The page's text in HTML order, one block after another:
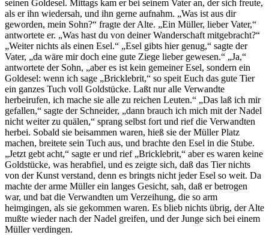
seinen Goldesel. Mittags kam er bei seinem Vater an, der sich freute,
als er ihn wiedersah, und ihn gerne aufnahm. „Was ist aus dir
geworden, mein Sohn?“ fragte der Alte. „Ein Müller, lieber Vater,“
antwortete er. „Was hast du von deiner Wanderschaft mitgebracht?“
„Weiter nichts als einen Esel.“ „Esel gibts hier genug,“ sagte der
Vater, „da wäre mir doch eine gute Ziege lieber gewesen.“ „Ja,“
antwortete der Sohn, „aber es ist kein gemeiner Esel, sondern ein
Goldesel: wenn ich sage „Bricklebrit,“ so speit Euch das gute Tier
ein ganzes Tuch voll Goldstücke. Laßt nur alle Verwandte
herbeirufen, ich mache sie alle zu reichen Leuten.“ „Das laß ich mir
gefallen,“ sagte der Schneider, „dann brauch ich mich mit der Nadel
nicht weiter zu quälen,“ sprang selbst fort und rief die Verwandten
herbei. Sobald sie beisammen waren, hieß sie der Müller Platz
machen, breitete sein Tuch aus, und brachte den Esel in die Stube.
„Jetzt gebt acht,“ sagte er und rief „Bricklebrit,“ aber es waren keine
Goldstücke, was herabfiel, und es zeigte sich, daß das Tier nichts
von der Kunst verstand, denn es bringts nicht jeder Esel so weit. Da
machte der arme Müller ein langes Gesicht, sah, daß er betrogen
war, und bat die Verwandten um Verzeihung, die so arm
heimgingen, als sie gekommen waren. Es blieb nichts übrig, der Alte
mußte wieder nach der Nadel greifen, und der Junge sich bei einem
Müller verdingen.